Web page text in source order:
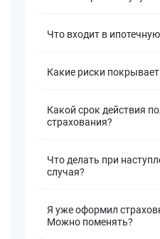
Что входит в
Какие риски
Какой срок действия
страхования?
Что делать при
случая?
Я уже оформил
Можно поменять?